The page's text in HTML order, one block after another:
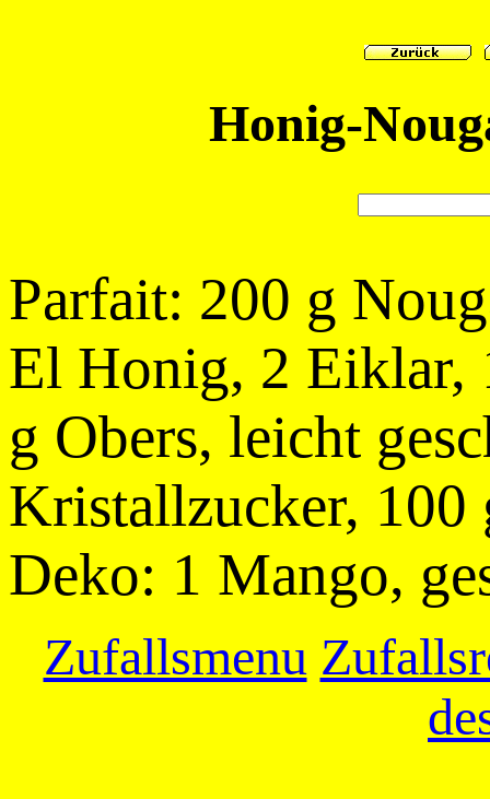
Honig-
Parfait: 200 g
El Honig, 2 Eiklar,
g Obers, leicht
Kristallzucker, 100
Deko: 1 Mango,
Zufallsmenu